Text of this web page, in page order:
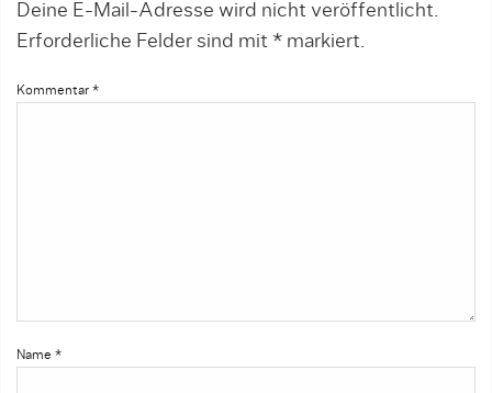
Deine E-Mail-Adresse wird nicht veröffentlicht.
Erforderliche Felder sind mit * markiert.
Kommentar *
Name *